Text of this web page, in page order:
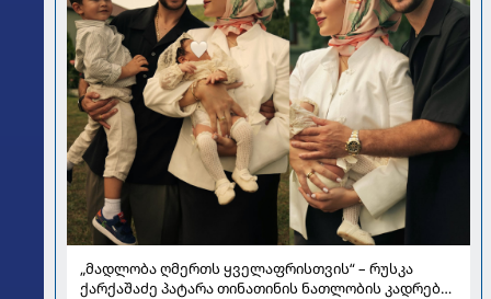
„მადლობა ღმერთს ყველაფრისთვის“ – რუსკა
ქარქაშაძე პატარა თინათინის ნათლობის კადრებს